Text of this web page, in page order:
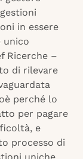
in essere
unico
Ricerche –
di rilevare
perché lo
per pagare
e
processo di